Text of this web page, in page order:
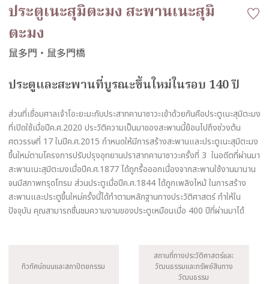
ประตูเนะสุมิตะมง สะพานเนะสุมิ
ตะมง
ประตูและสะพานที่บูรณะขึ้นใหม่ในรอบ 140 ปี
ส่วนที่เชื่อมศาลเจ้าโอะยะมะกับประสาทคานาซาวะเข้าด้วยกันคือประตูเนะสุมิตะมง
ที่เปิดใช้เมื่อปีค.ศ.2020 ประวัติความเป็นมาของสะพานนี้ย้อนไปถึงช่วงต้น
ศตวรรษที่ 17 ในปีค.ศ.2015 กำหนดให้มีการสร้างสะพานและประตูเนะสุมิตะมง
ขึ้นใหม่ตามโครงการปรับปรุงอุทยานปราสาทคานาซาวะครั้งที่ 3 ในอดีตที่ผ่านมา
สะพานเนะสุมิตะมงเมื่อปีค.ศ.1877 ได้ถูกรื้อออกเนื่องจากสะพานใช้งานมานาน
จนมีสภาพทรุดโทรม ส่วนประตูเมื่อปีค.ศ.1844 ได้ถูกเพลิงไหม้ ในการสร้าง
สะพานและประตูขึ้นใหม่ครั้งนี้ได้ทำตามหลักฐานทางประวัติศาสตร์ ทำให้ใน
ปัจจุบัน คุณสามารถชื่นชมความงามของประตูเหมือนเมื่อ 400 ปีที่ผ่านมาได้
ทิวทัศน์ถนนและสถาปัตยกรรม
สถานที่ทางประวัติศาสตร์และ
วัฒนธรรมและทรัพย์สินทาง
วัฒนธรรม